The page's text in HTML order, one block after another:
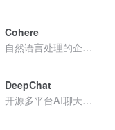
Cohere
自然语言处理的企业级AI平台
DeepChat
开源多平台AI聊天工具